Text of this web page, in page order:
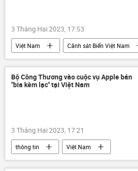
3 Tháng Hai 2023, 17:53
Việt Nam
Cảnh sát Biển Việt Nam
vi phạm
Pháp luật
Quân đội Nhân dân Việt Nam
cán bộ
Bộ Công Thương vào cuộc vụ Apple bán
"bia kèm lạc" tại Việt Nam
3 Tháng Hai 2023, 17:21
thông tin
Việt Nam
Bộ Công Thương
Apple